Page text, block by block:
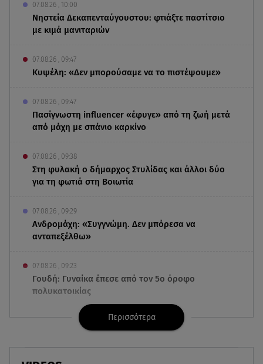
07.08.26 , 10:00
Νηστεία Δεκαπενταύγουστου: φτιάξτε παστίτσιο
με κιμά μανιταριών
07.08.26 , 09:47
Κυψέλη: «Δεν μπορούσαμε να το πιστέψουμε»
07.08.26 , 09:47
Πασίγνωστη influencer «έφυγε» από τη ζωή μετά
από μάχη με σπάνιο καρκίνο
07.08.26 , 09:38
Στη φυλακή ο δήμαρχος Στυλίδας και άλλοι δύο
για τη φωτιά στη Βοιωτία
07.08.26 , 09:29
Ανδρομάχη: «Συγγνώμη. Δεν μπόρεσα να
ανταπεξέλθω»
07.08.26 , 09:23
Γουδή: Γυναίκα έπεσε από τον 5ο όροφο
πολυκατοικίας
Κιάρα Φεράνι: Φωτογραφίες από τις διακοπές
της στην Ίμπιζα
Περισσότερα